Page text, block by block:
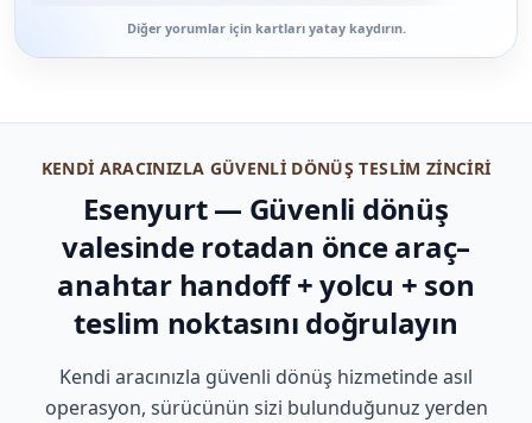
Diğer yorumlar için kartları yatay kaydırın.
KENDI ARACINIZLA GÜVENLI DÖNÜŞ TESLIM ZINCIRI
Esenyurt — Güvenli dönüş
valesinde rotadan önce araç–
anahtar handoff + yolcu + son
teslim noktasını doğrulayın
Kendi aracınızla güvenli dönüş hizmetinde asıl
operasyon, sürücünün sizi bulunduğunuz yerden